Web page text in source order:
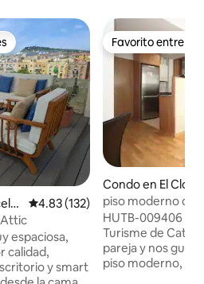
Calificación promedio: 4.83 de
4.83 (132)
Attic
espaciosa,
calidad,
y smart
Favorito entre
Favorito entre
Condo en El Clot
piso moderno
HUTB-009406 (Inscrito en el Registre de
Turisme de Catalunya) Hola!
pareja y nos
piso moderno,